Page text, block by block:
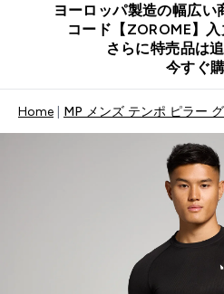
ヨーロッパ製造の幅広い
コード【ZOROME】
さらに特売品は
今すぐ
Home MP メンズ テンポ ピラー